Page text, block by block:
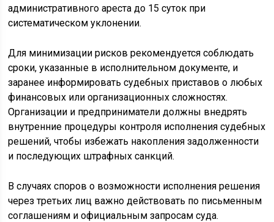
административного ареста до 15 суток при
систематическом уклонении.
Для минимизации рисков рекомендуется соблюдать
сроки, указанные в исполнительном документе, и
заранее информировать судебных приставов о любых
финансовых или организационных сложностях.
Организации и предприниматели должны внедрять
внутренние процедуры контроля исполнения судебных
решений, чтобы избежать накопления задолженности
и последующих штрафных санкций.
В случаях споров о возможности исполнения решения
через третьих лиц важно действовать по письменным
соглашениям и официальным запросам суда.